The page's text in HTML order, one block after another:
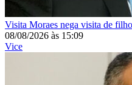
Visita Moraes nega visita de
08/08/2026 às 15:09
Vice